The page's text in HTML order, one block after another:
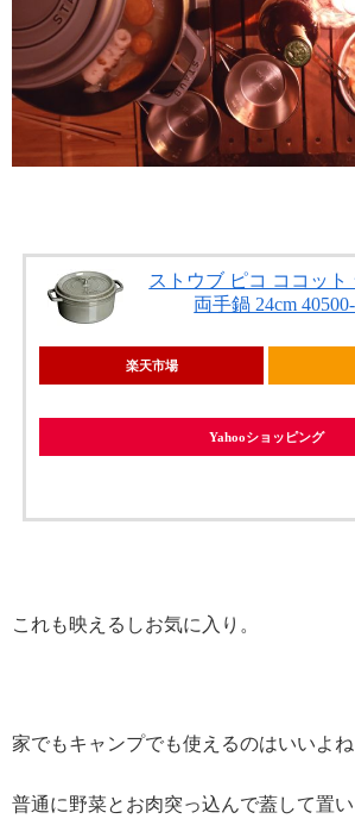
ストウブ ピコ ココッ
両手鍋 24cm
楽天市場
Yahooショッピング
これも映えるしお気に入り。
家でもキャンプでも使えるのはいいよね
普通に野菜とお肉突っ込んで蓋して置